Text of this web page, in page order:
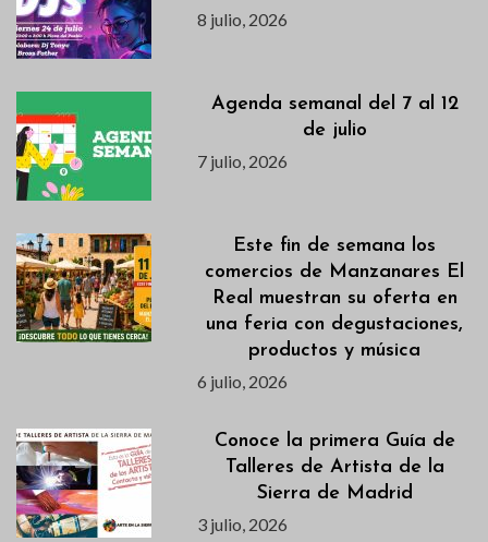
8 julio, 2026
Agenda semanal del 7 al 12
de julio
7 julio, 2026
Este fin de semana los
comercios de Manzanares El
Real muestran su oferta en
una feria con degustaciones,
productos y música
6 julio, 2026
Conoce la primera Guía de
Talleres de Artista de la
Sierra de Madrid
3 julio, 2026